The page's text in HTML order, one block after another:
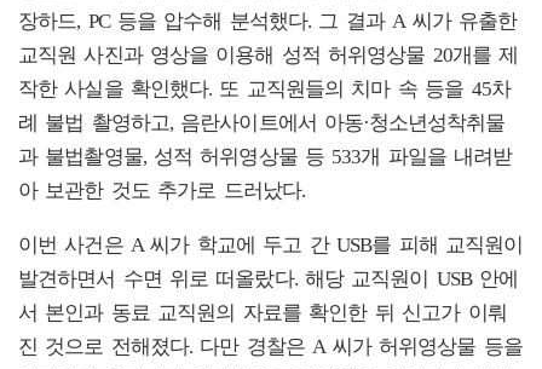
장하드, PC 등을 압수해 분석했다. 그 결과 A 씨가 유출한
교직원 사진과 영상을 이용해 성적 허위영상물 20개를 제
작한 사실을 확인했다. 또 교직원들의 치마 속 등을 45차
례 불법 촬영하고, 음란사이트에서 아동·청소년성착취물
과 불법촬영물, 성적 허위영상물 등 533개 파일을 내려받
아 보관한 것도 추가로 드러났다.
이번 사건은 A 씨가 학교에 두고 간 USB를 피해 교직원이
발견하면서 수면 위로 떠올랐다. 해당 교직원이 USB 안에
서 본인과 동료 교직원의 자료를 확인한 뒤 신고가 이뤄
진 것으로 전해졌다. 다만 경찰은 A 씨가 허위영상물 등을